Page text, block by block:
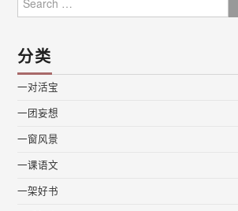
for:
分类
一对活宝
一团妄想
一窗风景
一课语文
一架好书